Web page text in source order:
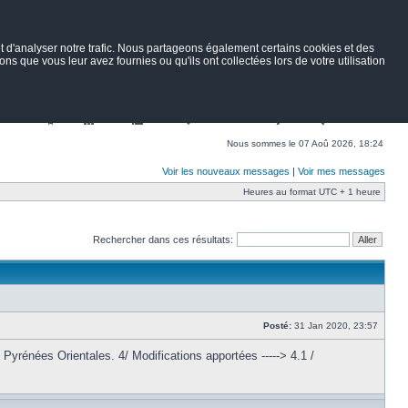
notre trafic. Nous partageons également certains cookies et des
que vous leur avez fournies ou qu'ils ont collectées lors de votre utilisation
Nous sommes le 07 Aoû 2026, 18:24
Voir les nouveaux messages | Voir mes messages
Heures au format UTC + 1 heure
Rechercher dans ces résultats:
Posté: 31 Jan 2020, 23:57
Orientales. 4/ Modifications apportées -----> 4.1 /